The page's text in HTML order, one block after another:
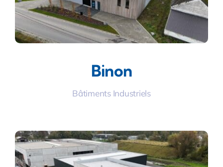
Binon
Bâtiments Industriels